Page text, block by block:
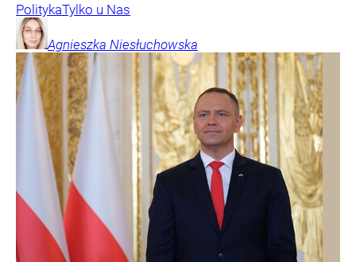
PolitykaTylko u Nas
Agnieszka Niesłuchowska